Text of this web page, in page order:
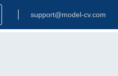
support@model-cv.com